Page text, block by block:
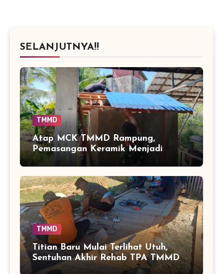
SELANJUTNYA!!
TMMD
Atap MCK TMMD Rampung,
Pemasangan Keramik Menjadi
Sentuhan Akhir Fasilitas Sanitasi di
TMMD
Titian Baru Mulai Terlihat Utuh,
Sentuhan Akhir Rehab TPA TMMD
Perkuat Akses Warga di Tamban